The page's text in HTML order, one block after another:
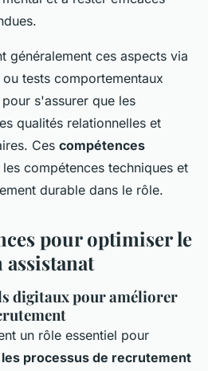
généralement ces aspects via
tests comportementaux
s'assurer que les
qualités relationnelles et
Ces compétences
compétences techniques et
durable dans le rôle.
pour optimiser le
digitaux pour améliorer
un rôle essentiel pour
les processus de recrutement